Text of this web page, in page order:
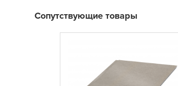
Сопутствующие товары